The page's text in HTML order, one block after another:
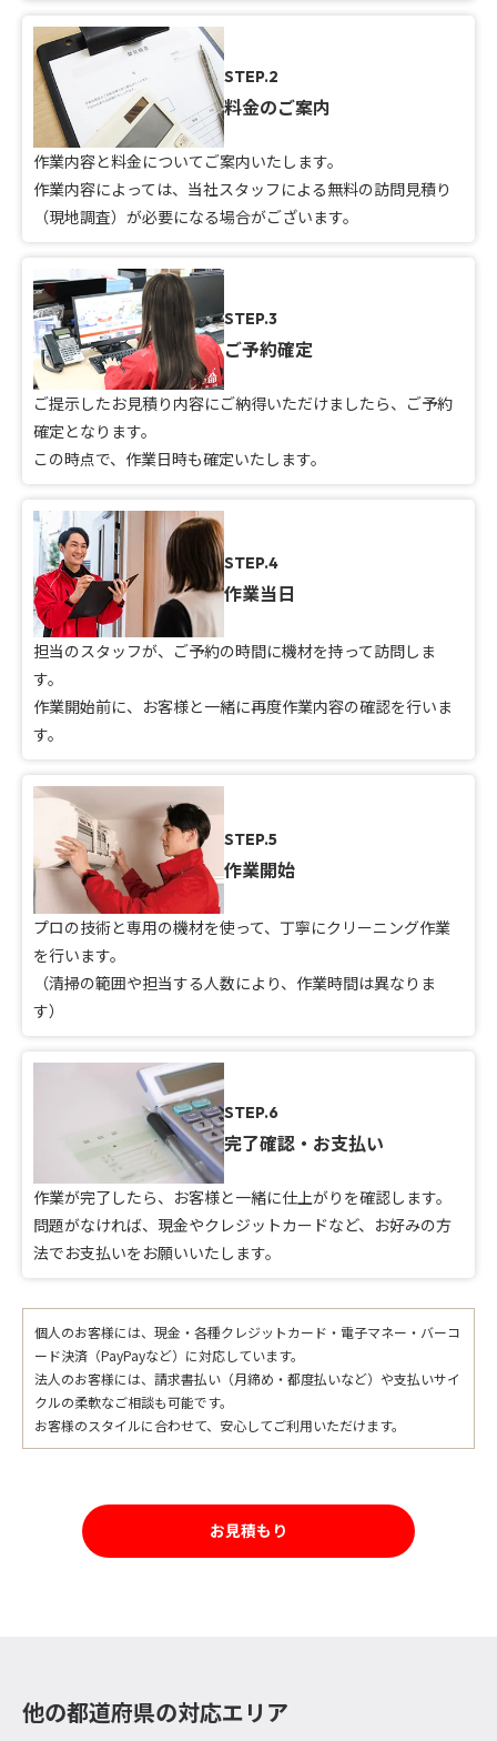
STEP.2
料金のご案内
作業内容と料金についてご案内いたします。
作業内容によっては、当社スタッフによる無料の訪問見積り
（現地調査）が必要になる場合がございます。
STEP.3
ご予約確定
ご提示したお見積り内容にご納得いただけましたら、ご予約
確定となります。
この時点で、作業日時も確定いたします。
STEP.4
作業当日
担当のスタッフが、ご予約の時間に機材を持って訪問しま
す。
作業開始前に、お客様と一緒に再度作業内容の確認を行いま
す。
STEP.5
作業開始
プロの技術と専用の機材を使って、丁寧にクリーニング作業
を行います。
（清掃の範囲や担当する人数により、作業時間は異なりま
す）
STEP.6
完了確認・お支払い
作業が完了したら、お客様と一緒に仕上がりを確認します。
問題がなければ、現金やクレジットカードなど、お好みの方
法でお支払いをお願いいたします。
個人のお客様には、現金・各種クレジットカード・電子マネー・バーコ
ード決済（PayPayなど）に対応しています。
法人のお客様には、請求書払い（月締め・都度払いなど）や支払いサイ
クルの柔軟なご相談も可能です。
お客様のスタイルに合わせて、安心してご利用いただけます。
お見積もり
他の都道府県の対応エリア